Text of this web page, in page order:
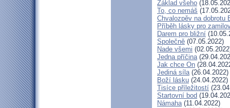
Základ všeho
To, co nemáš
Chvalozpěv na dobrotu
Příběh lásky pro
Darem pro bližní
Společně (07.05.2022)
Nade všemi
Jedna příčina
Jak chce On
Jediná síla(26.04.2022)
Boží lásku (24.04.2022)
Tisíce příležitostí
Startovní bod
Námaha(11.04.2022)